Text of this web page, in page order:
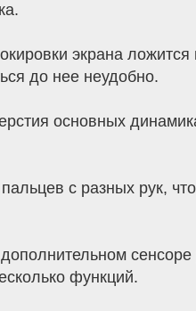
экрана ложится
до нее неудобно.
основных
с разных рук,
функций.